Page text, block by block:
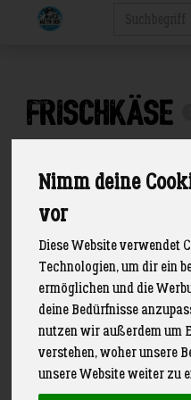
Nimm deine
vor
Diese Website verwendet
Technologien, um dir ein
ermöglichen und die
deine Bedürfnisse
nutzen wir außerdem um
verstehen, woher unsere
unsere Website weiter zu
Frischkäse